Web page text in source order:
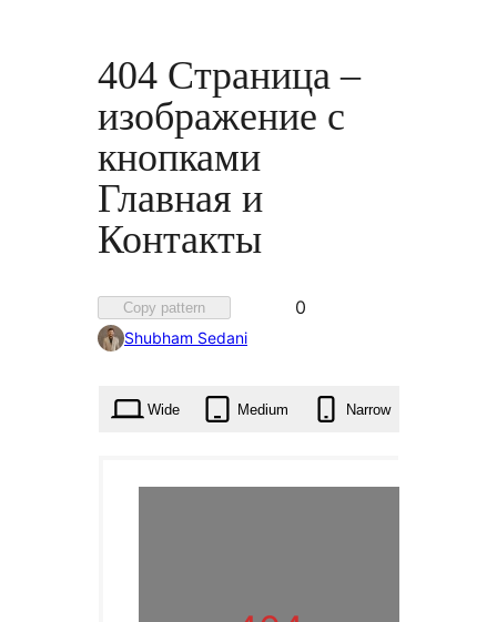
404 Страница –
изображение с
кнопками
Главная и
Контакты
Copy pattern
Favorited
0
Shubham Sedani
Wide Medium Narrow